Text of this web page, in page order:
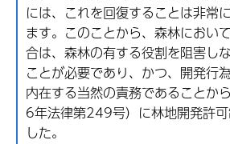
には、これを回復することは非常
ます。このことから、森林におい
合は、森林の有する役割を阻害し
ことが必要であり、かつ、開発行
内在する当然の責務であることか
6年法律第249号）に林地開発許
した。